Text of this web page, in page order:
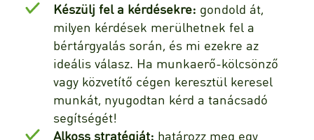
Készülj fel a kérdésekre: gondold át,
milyen kérdések merülhetnek fel a
bértárgyalás során, és mi ezekre az
ideális válasz. Ha munkaerő-kölcsönző
vagy közvetítő cégen keresztül keresel
munkát, nyugodtan kérd a tanácsadó
segítségét!
Alkoss stratégiát: határozz meg egy